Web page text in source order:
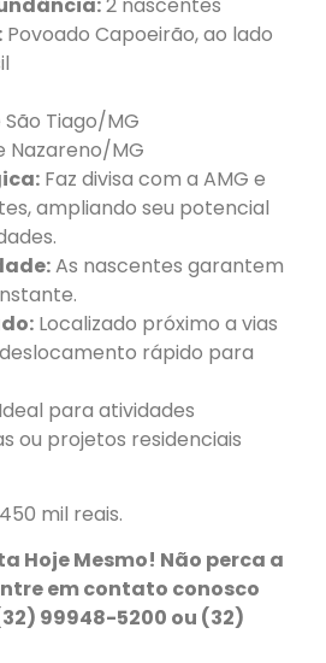
Povoado Capoeirão, ao lado
São Tiago/MG
Nazareno/MG
Faz divisa com a AMG e
ampliando seu potencial
As nascentes garantem
Localizado próximo a vias
rápido para
Ideal para atividades
ou projetos residenciais
450 mil reais.
Hoje Mesmo! Não perca a
em contato conosco
99948-5200 ou (32)